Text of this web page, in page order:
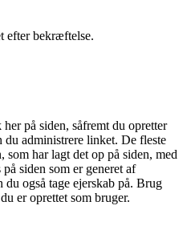
efter bekræftelse.
på siden, såfremt du opretter
du administrere linket. De fleste
som har lagt det op på siden, med
siden som er generet af
også tage ejerskab på. Brug
er oprettet som bruger.